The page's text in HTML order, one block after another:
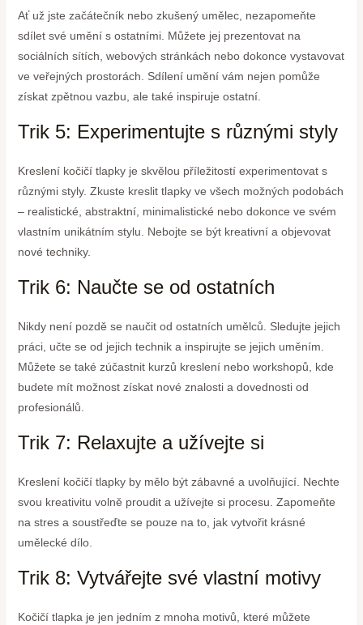
Ať už jste začátečník nebo zkušený umělec, nezapomeňte
sdílet své umění s ostatními. Můžete jej prezentovat na
sociálních sítích, webových stránkách nebo dokonce vystavovat
ve veřejných prostorách. Sdílení umění vám nejen pomůže
získat zpětnou vazbu, ale také inspiruje ostatní.
Trik 5: Experimentujte s různými styly
Kreslení kočičí tlapky je skvělou příležitostí experimentovat s
různými styly. Zkuste kreslit tlapky ve všech možných podobách
– realistické, abstraktní, minimalistické nebo dokonce ve svém
vlastním unikátním stylu. Nebojte se být kreativní a objevovat
nové techniky.
Trik 6: Naučte se od ostatních
Nikdy není pozdě se naučit od ostatních umělců. Sledujte jejich
práci, učte se od jejich technik a inspirujte se jejich uměním.
Můžete se také zúčastnit kurzů kreslení nebo workshopů, kde
budete mít možnost získat nové znalosti a dovednosti od
profesionálů.
Trik 7: Relaxujte a užívejte si
Kreslení kočičí tlapky by mělo být zábavné a uvolňující. Nechte
svou kreativitu volně proudit a užívejte si procesu. Zapomeňte
na stres a soustřeďte se pouze na to, jak vytvořit krásné
umělecké dílo.
Trik 8: Vytvářejte své vlastní motivy
Kočičí tlapka je jen jedním z mnoha motivů, které můžete